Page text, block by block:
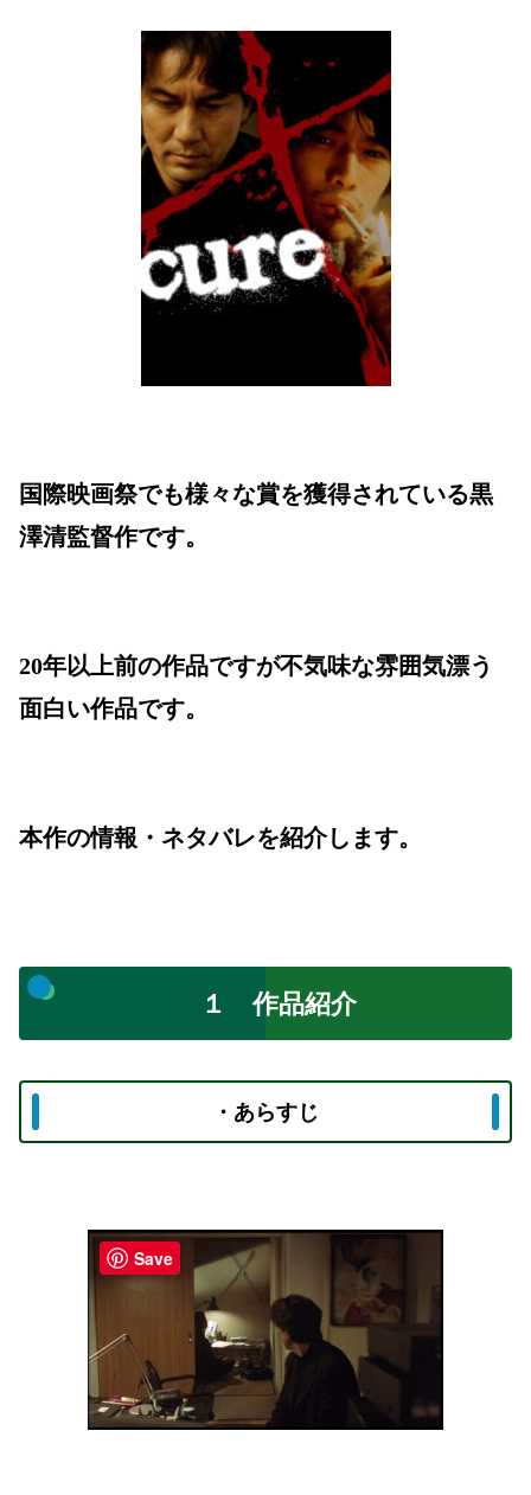
国際映画祭でも様々な賞を獲得されている黒
澤清監督作です。
20年以上前の作品ですが不気味な雰囲気漂う
面白い作品です。
本作の情報・ネタバレを紹介します。
１ 作品紹介
・あらすじ
Save